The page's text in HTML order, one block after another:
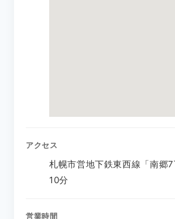
アクセス
札幌市営地下鉄東西線「南郷
10分
営業時間